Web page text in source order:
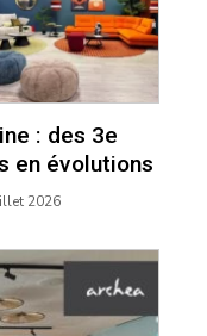
: des 3e
en évolutions
2026